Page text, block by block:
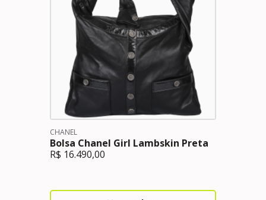
CHANEL
Bolsa Chanel Girl Lambskin Preta
R$ 16.490,00